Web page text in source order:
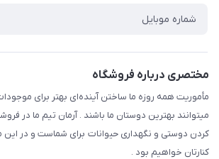
شرایط ارسال رایگان
مختصری درباره فروشگاه
مأموریت همه روزه ما ساختن آینده‌ای بهتر برای
میتوانند بهترین دوستان ما باشند . آرمان تیم ما در
کردن دوستی و نگهداری حیوانات برای شماست و در این
کنارتان خواهیم بود .